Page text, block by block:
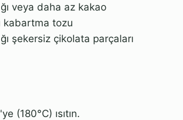
veya daha az kakao
kabartma tozu
şekersiz çikolata parçaları
(180°C) ısıtın.